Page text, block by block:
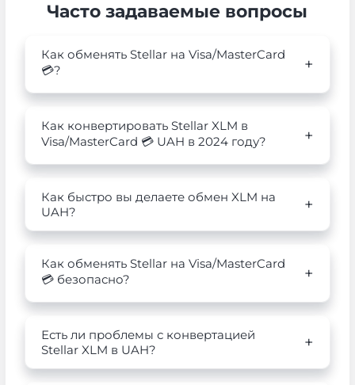
Часто задаваемые вопросы
Как обменять Stellar на Visa/MasterCard
💳?
Как конвертировать Stellar XLM в
Visa/MasterCard 💳 UAH в 2024 году?
Как быстро вы делаете обмен XLM на
UAH?
Как обменять Stellar на Visa/MasterCard
💳 безопасно?
Есть ли проблемы с конвертацией
Stellar XLM в UAH?